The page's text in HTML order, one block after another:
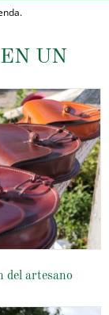
UN
del artesano